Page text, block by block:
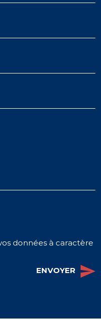
données à caractère
ENVOYER